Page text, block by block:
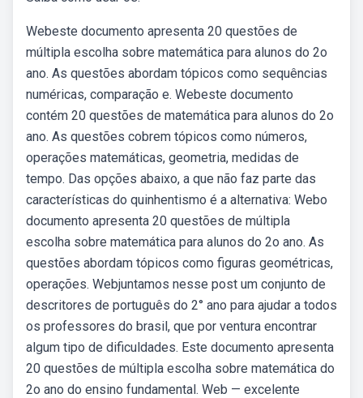
Webeste documento apresenta 20 questões de
múltipla escolha sobre matemática para alunos do 2o
ano. As questões abordam tópicos como sequências
numéricas, comparação e. Webeste documento
contém 20 questões de matemática para alunos do 2o
ano. As questões cobrem tópicos como números,
operações matemáticas, geometria, medidas de
tempo. Das opções abaixo, a que não faz parte das
características do quinhentismo é a alternativa: Webo
documento apresenta 20 questões de múltipla
escolha sobre matemática para alunos do 2o ano. As
questões abordam tópicos como figuras geométricas,
operações. Webjuntamos nesse post um conjunto de
descritores de português do 2° ano para ajudar a todos
os professores do brasil, que por ventura encontrar
algum tipo de dificuldades. Este documento apresenta
20 questões de múltipla escolha sobre matemática do
2o ano do ensino fundamental. Web — excelente